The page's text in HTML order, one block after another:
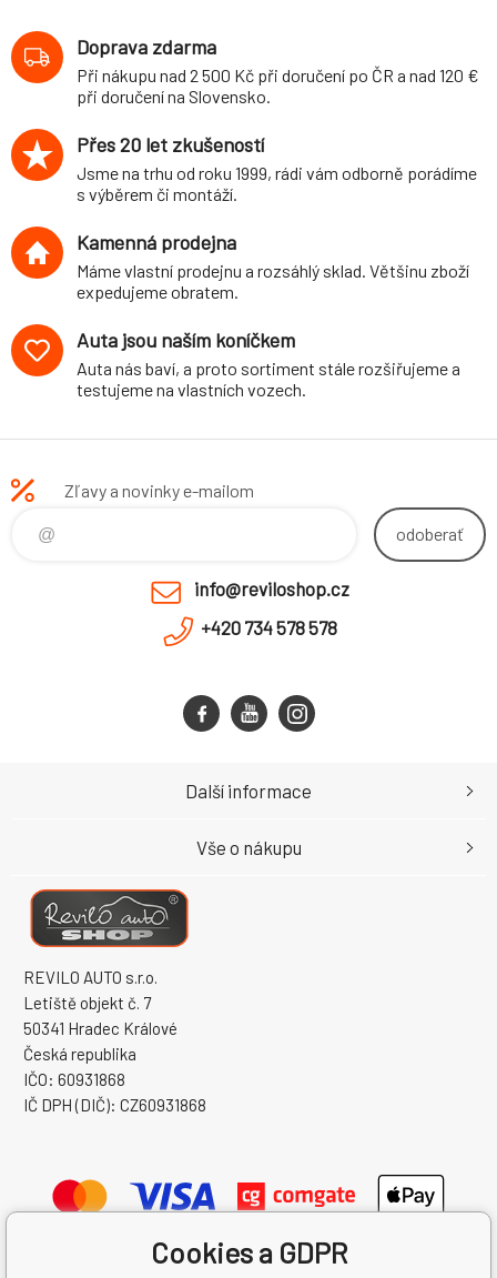
BMW 3 Cabrio
(typ E93, 8.06-
12.13) kromě M3
Doprava zdarma
Při nákupu nad 2 500 Kč při doručení po ČR a nad 120 €
při doručení na Slovensko.
Přes 20 let zkušeností
Jsme na trhu od roku 1999, rádi vám odborně porádíme
s výběrem či montáží.
Kamenná prodejna
Máme vlastní prodejnu a rozsáhlý sklad. Většinu zboží
expedujeme obratem.
Auta jsou naším koníčkem
Auta nás baví, a proto sortiment stále rozšiřujeme a
testujeme na vlastních vozech.
Zľavy a novinky e-mailom
odoberať
info@reviloshop.cz
+420 734 578 578
REVILO AUTO s.r.o.
Letiště objekt č. 7
50341 Hradec Králové
Česká republika
IČO: 60931868
IČ DPH (DIČ): CZ60931868
Další informace
Vše o nákupu
Cookies a GDPR